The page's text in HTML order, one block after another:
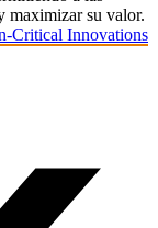
maximizar su valor.
Critical Innovations